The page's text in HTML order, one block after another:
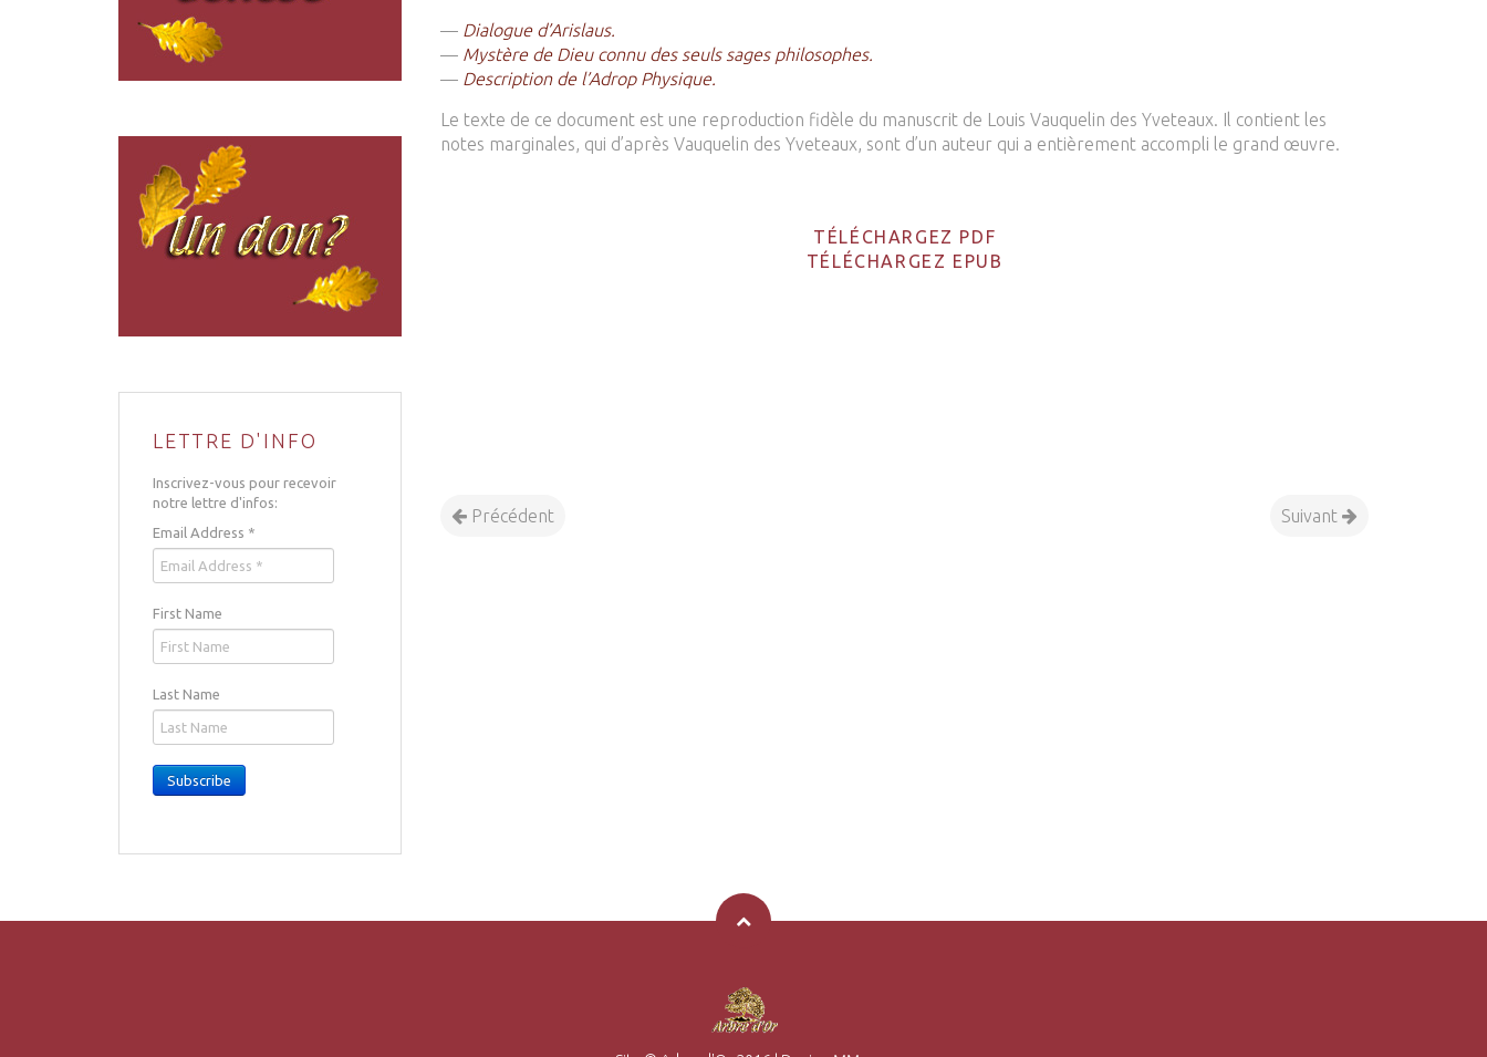
— Dialogue d’Arislaus.
— Mystère de Dieu connu des seuls sages philosophes.
— Description de l’Adrop Physique.
Le texte de ce document est une reproduction fidèle du manuscrit de Louis Vauquelin des Yveteaux. Il contient les
notes marginales, qui d’après Vauquelin des Yveteaux, sont d’un auteur qui a entièrement accompli le grand œuvre.
TÉLÉCHARGEZ PDF
TÉLÉCHARGEZ EPUB
Précédent Suivant
LETTRE D'INFO
Inscrivez-vous pour recevoir
notre lettre d'infos:
Email Address *
First Name
Last Name
Subscribe